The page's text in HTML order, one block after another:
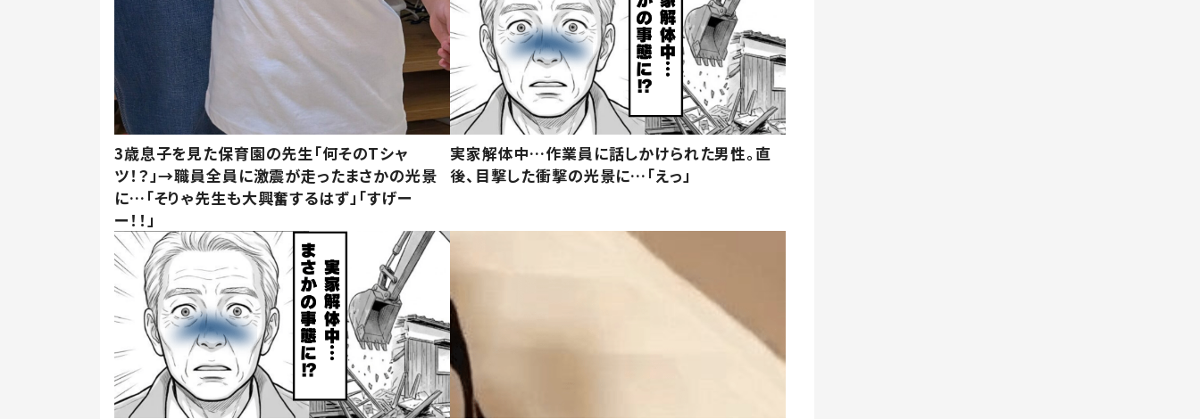
3歳息子を見た保育園の先生「何そのTシャ
ツ！？」→職員全員に激震が走ったまさかの光景
に…「そりゃ先生も大興奮するはず」「すげー
ー！！」
実家解体中…作業員に話しかけられた男性。直
後、目撃した衝撃の光景に…「えっ」